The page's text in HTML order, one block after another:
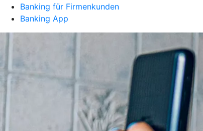
Banking für Firmenkunden
Banking App